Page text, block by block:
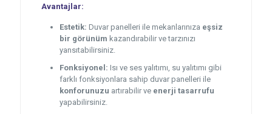
Avantajlar:
Estetik: Duvar panelleri ile mekanlarınıza eşsiz
bir görünüm kazandırabilir ve tarzınızı
yansıtabilirsiniz.
Fonksiyonel: Isı ve ses yalıtımı, su yalıtımı gibi
farklı fonksiyonlara sahip duvar panelleri ile
konforunuzu artırabilir ve enerji tasarrufu
yapabilirsiniz.